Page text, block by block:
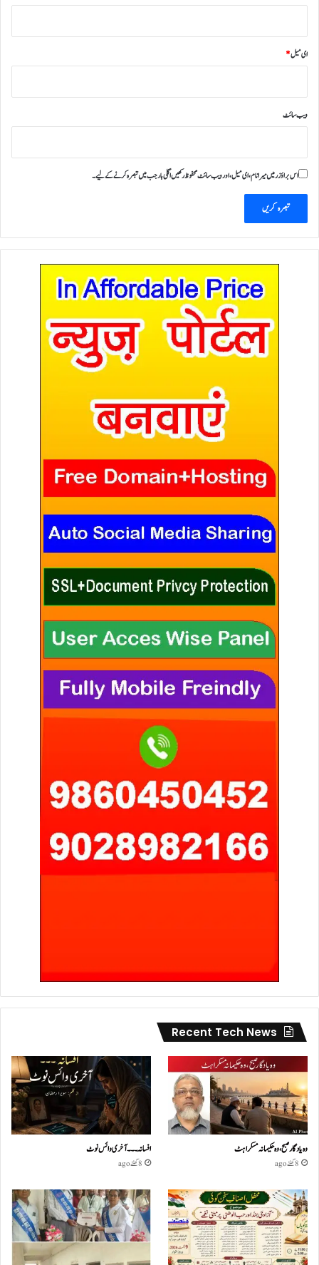
ای میل*
ویب‌ سائٹ
اس براؤزر میں میرا نام، ای میل، اور ویب سائٹ محفوظ رکھیں اگلی بار جب میں تبصرہ کرنے کےلیے۔
Recent Tech News
وہ یادگار صبح، وہ حکیمانہ مسکراہٹ
8 گھنٹے ago
افسانہ۔۔۔آخری وائس نوٹ
8 گھنٹے ago